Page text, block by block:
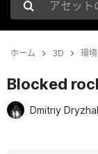
アセットの検索
ホーム 3D 環境
Blocked
Dmitriy